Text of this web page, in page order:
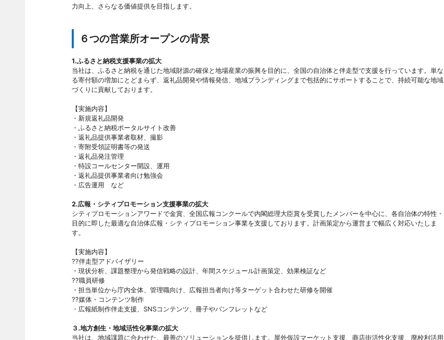
力向上、さらなる価値提供を目指します。
６つの営業所オープンの背景
1.ふるさと納税支援事業の拡大
当社は、ふるさと納税を通じた地域財源の確保と地場産業の振興を目的に、全国の自治体と伴走型で支援を行っています。単な
る寄付額の増加にとどまらず、返礼品開発や情報発信、地域ブランディングまで包括的にサポートすることで、持続可能な地域
づくりに貢献しております。
【実施内容】
・新規返礼品開発
・ふるさと納税ポータルサイト改善
・返礼品提供事業者取材、撮影
・寄附受領証明書等の発送
・返礼品発注管理
・特設コールセンター開設、運用
・返礼品提供事業者向け勉強会
・広告運用 など
2.広報・シティプロモーション支援事業の拡大
シティプロモーションアワードで金賞、全国広報コンクールで内閣総理大臣賞を受賞したメンバーを中心に、各自治体の特性・
目的に即した最適な自治体広報・シティプロモーション事業を支援しております。計画策定から運営まで幅広く対応いたしま
す。
【実施内容】
??伴走型アドバイザリー
・現状分析、課題整理から発信戦略の設計、年間スケジュール計画策定、効果検証など
??職員研修
・担当単位から庁内全体、管理職向け、広報担当者向け等ターゲット合わせた研修を開催
??媒体・コンテンツ制作
・広報紙制作伴走支援、SNSコンテンツ、冊子やパンフレットなど
３.地方創生・地域活性化事業の拡大
当社は、地域課題に合わせた、最善のソリューションを提供します。屋外仮設マーケット支援、商店街活性化支援、廃校利活用